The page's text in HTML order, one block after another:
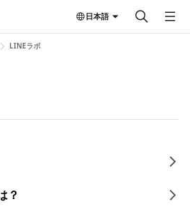
日本語
LINEラボ
？